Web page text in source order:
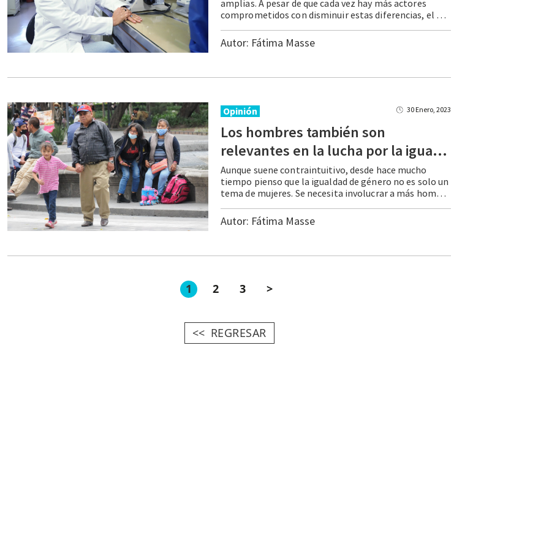
amplias. A pesar de que cada vez hay más actores
comprometidos con disminuir estas diferencias, el avance ha sido relativamente lento. Tanto, que el Foro Económico Mundial estima que, al ritmo actual, nos tomará 132 años cerrar por completo estas brechas. ¿Cómo se puede … Continue reading Identificar sutilezas y dinámicas, clave para cerrar la brecha de género
Autor: Fátima Masse
Opinión 30 Enero, 2023
Los hombres también son
relevantes en la lucha por la igualdad de género
Aunque suene contraintuitivo, desde hace mucho
tiempo pienso que la igualdad de género no es solo un
tema de mujeres. Se necesita involucrar a más hombres para que dimensionen las brechas de género en la sociedad, que conozcan los beneficios de cerrarlas y que identifiquen acciones que pueden implementar desde sus trincheras para agilizar cambios. … Continue reading Los hombres también son relevantes en la lucha por la igualdad de género
Autor: Fátima Masse
1 2 3 >
REGRESAR